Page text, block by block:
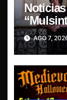
heavy/
Tomás
AGO 7,